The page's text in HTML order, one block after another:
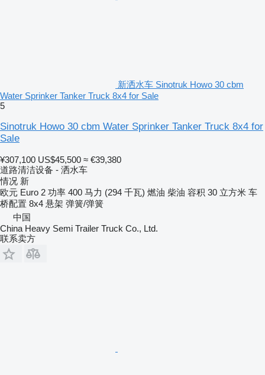
新洒水车 Sinotruk Howo 30 cbm
Water Sprinker Tanker Truck 8x4 for Sale
5
Sinotruk Howo 30 cbm Water Sprinker Tanker Truck 8x4 for
Sale
¥307,100 US$45,500 ≈ €39,380
道路清洁设备 - 洒水车
情况 新
欧元 Euro 2 功率 400 马力 (294 千瓦) 燃油 柴油 容积 30 立方米 车
桥配置 8x4 悬架 弹簧/弹簧
中国
China Heavy Semi Trailer Truck Co., Ltd.
联系卖方